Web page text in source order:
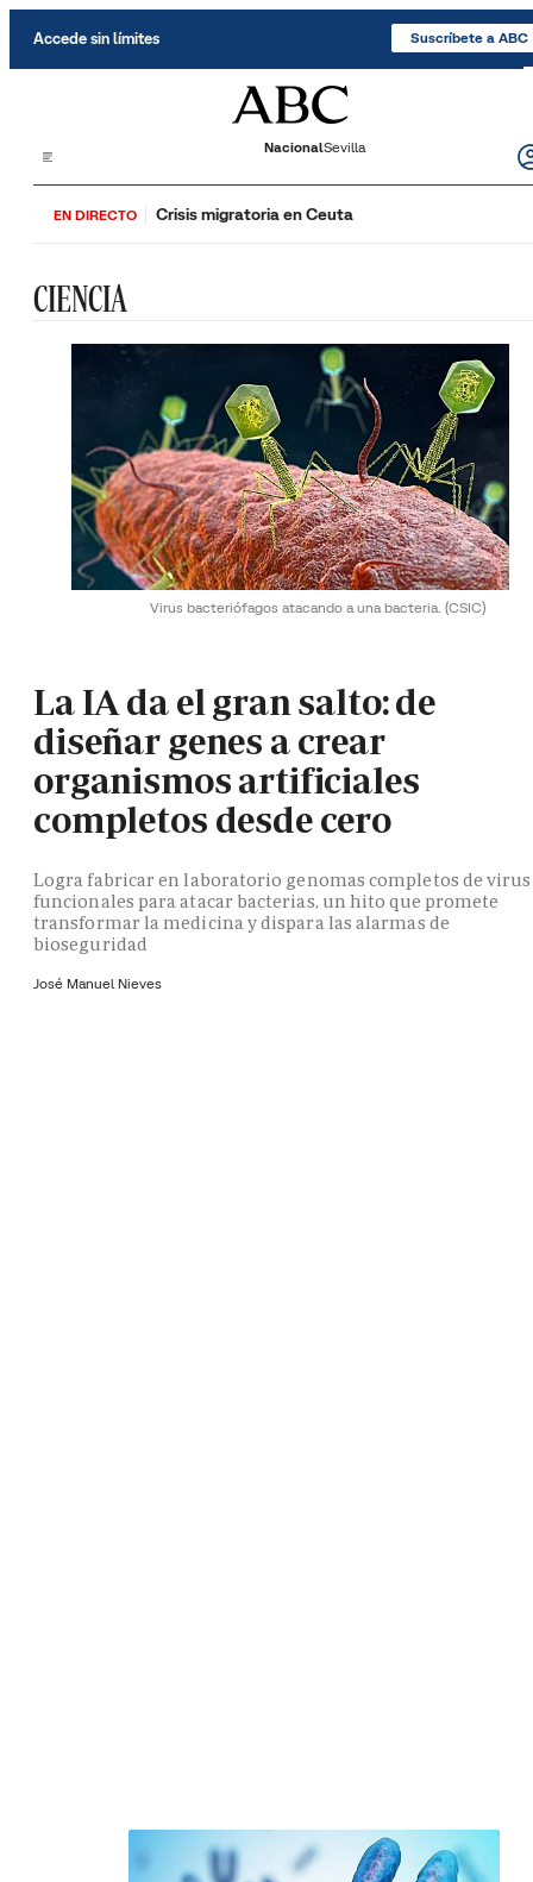
Accede sin límites Suscríbete a ABC
NacionalSevilla
EN DIRECTO Crisis migratoria en Ceuta
CIENCIA
Virus bacteriófagos atacando a una bacteria. (CSIC)
La IA da el gran salto: de
diseñar genes a crear
organismos artificiales
completos desde cero
Logra fabricar en laboratorio genomas completos de virus
funcionales para atacar bacterias, un hito que promete
transformar la medicina y dispara las alarmas de
bioseguridad
José Manuel Nieves